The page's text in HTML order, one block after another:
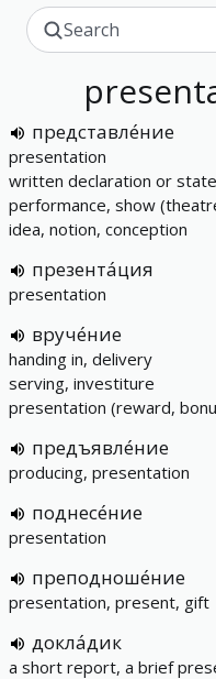
представле́ние
presentation
written declaration or
performance, show
idea, notion, conception
презента́ция
presentation
вруче́ние
handing in, delivery
serving, investiture
presentation (reward,
предъявле́ние
producing, presentation
поднесе́ние
presentation
преподноше́ние
presentation, present, gift
докла́дик
a short report, a brief